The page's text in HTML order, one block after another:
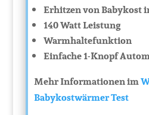
Erhitzen von Babykost
140 Watt Leistung
Warmhaltefunktion
Einfache 1-Knopf
Mehr Informationen im
Babykostwärmer Test